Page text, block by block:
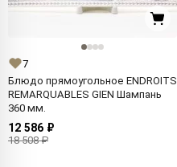
7
Блюдо прямоугольное ENDROITS
REMARQUABLES GIEN Шампань
360 мм.
12 586 ₽
18 508 ₽